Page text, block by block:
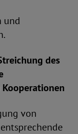
und
des
von